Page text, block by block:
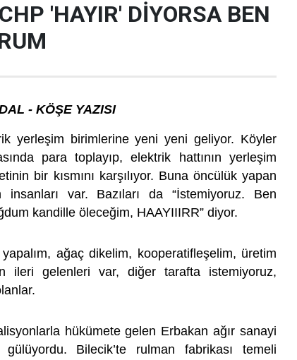
'HAYIR' DİYORSA BEN
- KÖŞE YAZISI
yerleşim birimlerine yeni yeni geliyor. Köyler
para toplayıp, elektrik hattının yerleşim
bir kısmını karşılıyor. Buna öncülük yapan
var. Bazıları da “İstemiyoruz. Ben
kandille öleceğim, HAAYIIIRR” diyor.
ağaç dikelim, kooperatifleşelim, üretim
ileri gelenleri var, diğer tarafta istemiyoruz,
hükümete gelen Erbakan ağır sanayi
Bilecik’te rulman fabrikası temeli